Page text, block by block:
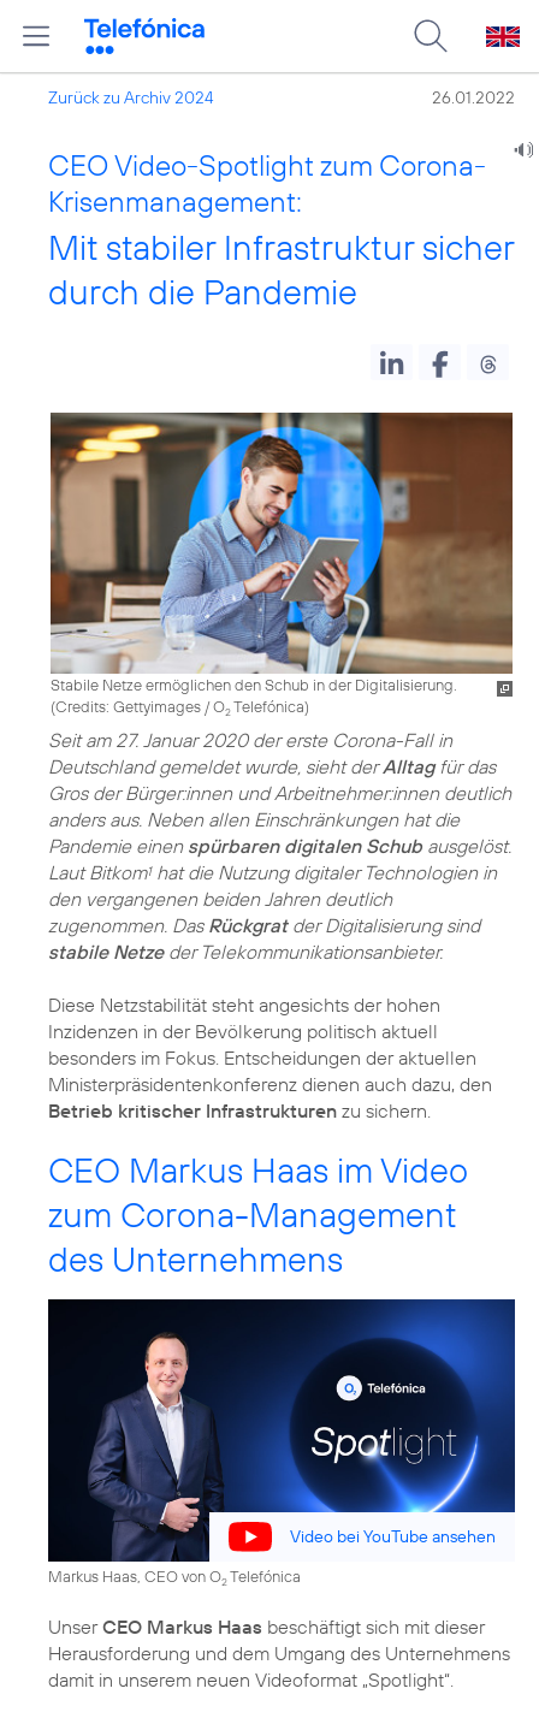
Zurück zu Archiv 2024 26.01.2022
CEO Video-Spotlight zum Corona-
Krisenmanagement:
Mit stabiler Infrastruktur sicher
durch die Pandemie
Stabile Netze ermöglichen den Schub in der Digitalisierung.
(Credits: Gettyimages / O2Telefónica)
Seit am 27. Januar 2020 der erste Corona-Fall in
Deutschland gemeldet wurde, sieht derAlltagfür das
Gros der Bürger:innen und Arbeitnehmer:innen deutlich
anders aus. Neben allen Einschränkungen hat die
Pandemie einen spürbaren digitalen Schub ausgelöst.
Laut Bitkom1hat die Nutzung digitaler Technologien in
den vergangenen beiden Jahren deutlich
zugenommen. Das Rückgratder Digitalisierung sind
stabile Netzeder Telekommunikationsanbieter.
Diese Netzstabilität steht angesichts der hohen
Inzidenzen in der Bevölkerung politisch aktuell
besonders im Fokus. Entscheidungen der aktuellen
Ministerpräsidentenkonferenz dienen auch dazu, den
Betrieb kritischer Infrastrukturen zu sichern.
CEO Markus Haas im Video
zum Corona-Management
des Unternehmens
Video bei YouTube ansehen
Markus Haas, CEO von O2Telefónica
UnserCEO Markus Haas beschäftigt sich mit dieser
Herausforderung und dem Umgang des Unternehmens
damit in unserem neuen Videoformat „Spotlight“.